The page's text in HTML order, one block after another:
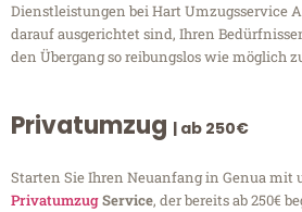
Dienstleistungen bei Hart Umzugsservice
darauf ausgerichtet sind, Ihren
den Übergang so reibungslos wie möglich
Privatumzug | ab 250€
Starten Sie Ihren Neuanfang in Genua mit
PrivatumzugService, der bereits ab 250€